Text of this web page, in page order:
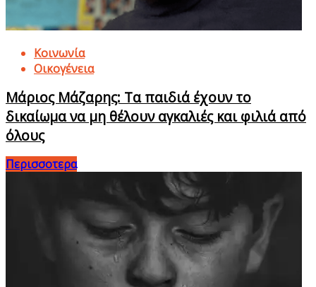
Κοινωνία
Οικογένεια
Μάριος Μάζαρης: Τα παιδιά έχουν το
δικαίωμα να μη θέλουν αγκαλιές και φιλιά από
όλους
Περισσοτερα